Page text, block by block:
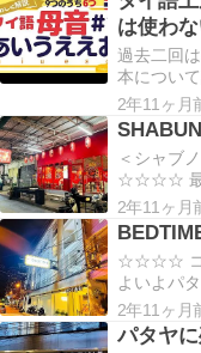
ヤに戻っ
し。で、
気合い入
ま、プラ
ら、そこ
は使わ
て
過去二回
本につい
理屈っぽ
なので、
皆様のや
だ、この
も「もう
ようにな
てという
2年11ヶ月
＜シャブ
☆☆☆☆ 最
大鍋を皆
につきミ
の店。独
とり様オ
タヤロー
ードより
シンプル
2年11ヶ月
☆☆☆☆ コ
よいよパ
り、これ
一発目は
テル。実
2年11ヶ月
パタヤ